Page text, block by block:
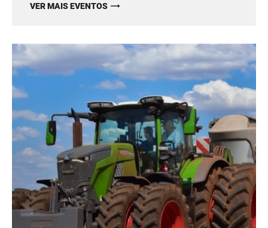
VER MAIS EVENTOS